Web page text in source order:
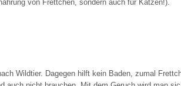
von Frettchen, sondern auch für Katzen!).
Wildtier. Dagegen hilft kein Baden, zumal